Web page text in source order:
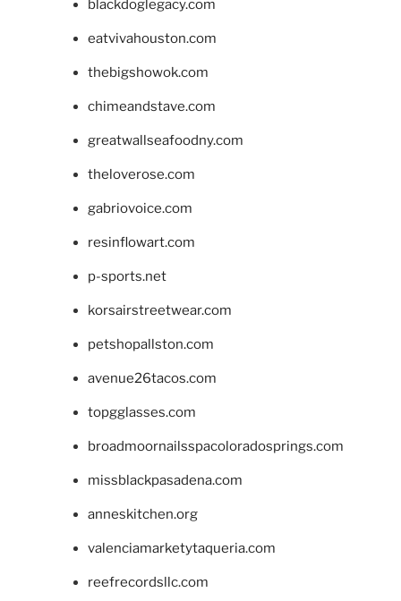
blackdoglegacy.com
eatvivahouston.com
thebigshowok.com
chimeandstave.com
greatwallseafoodny.com
theloverose.com
gabriovoice.com
resinflowart.com
p-sports.net
korsairstreetwear.com
petshopallston.com
avenue26tacos.com
topgglasses.com
broadmoornailsspacoloradosprings.com
missblackpasadena.com
anneskitchen.org
valenciamarketytaqueria.com
reefrecordsllc.com